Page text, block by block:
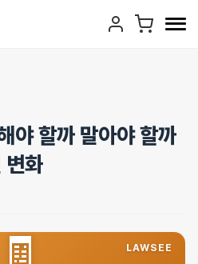
야 할까 말아야 할까
변화
🧾 LAWSEE